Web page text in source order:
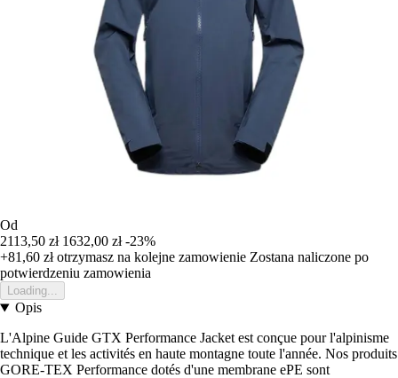
Od
2113,50 zł 1632,00 zł -23%
+81,60 złotrzymasz na kolejne zamowienie Zostana naliczone po
potwierdzeniu zamowienia
Loading...
Opis
L'Alpine Guide GTX Performance Jacket est conçue pour l'alpinisme
technique et les activités en haute montagne toute l'année. Nos produits
GORE-TEX Performance dotés d'une membrane ePE sont